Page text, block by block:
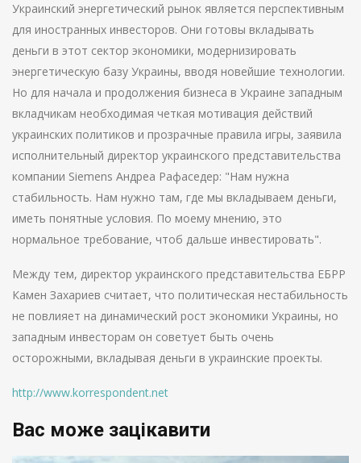
Украинский энергетический рынок является перспективным
для иностранных инвесторов. Они готовы вкладывать
деньги в этот сектор экономики, модернизировать
энергетическую базу Украины, вводя новейшие технологии.
Но для начала и продолжения бизнеса в Украине западным
вкладчикам необходимая четкая мотивация действий
украинских политиков и прозрачные правила игры, заявила
исполнительный директор украинского представительства
компании Siemens Андреа Рафаседер: "Нам нужна
стабильность. Нам нужно там, где мы вкладываем деньги,
иметь понятные условия. По моему мнению, это
нормальное требование, чтоб дальше инвестировать".
Между тем, директор украинского представительства ЕБРР
Камен Захариев считает, что политическая нестабильность
не повлияет на динамический рост экономики Украины, но
западным инвесторам он советует быть очень
осторожными, вкладывая деньги в украинские проекты.
http://www.korrespondent.net
Вас може зацікавити